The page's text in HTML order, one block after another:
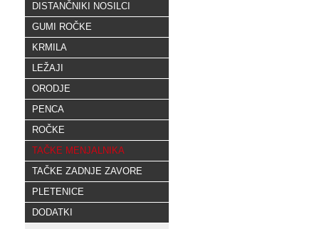
DISTANČNIKI NOSILCI
GUMI ROČKE
KRMILA
LEŽAJI
ORODJE
PENCA
ROČKE
TAČKE MENJALNIKA
TAČKE ZADNJE ZAVORE
PLETENICE
DODATKI